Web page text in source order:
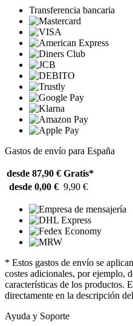
Transferencia bancaria
Gastos de envío para España
desde 87,90 € Gratis*
desde 0,00 € 9,90 €
* Estos gastos de envío se
costes adicionales, por ejemplo,
características de los productos.
directamente en la descripción
Ayuda y Soporte